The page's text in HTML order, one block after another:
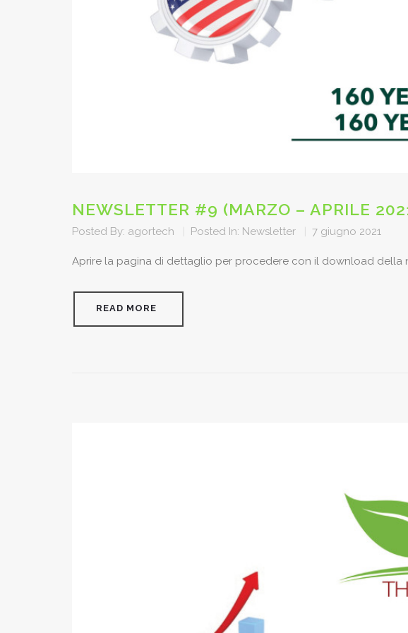
NEWSLETTER #9 (MARZO – APRILE
Posted By: agortech Posted In: Newsletter 7 giugno 2021
Aprire la pagina di dettaglio per procedere con il download della
READ MORE